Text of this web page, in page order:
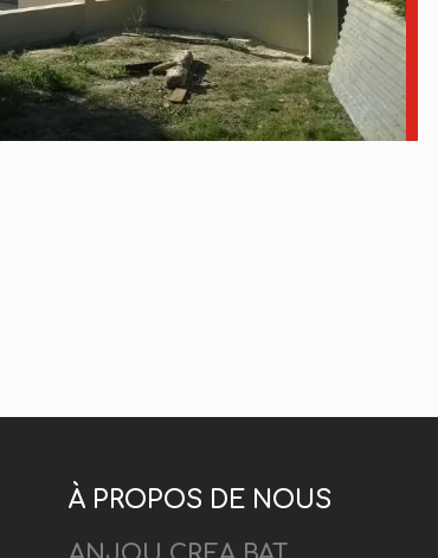
À PROPOS DE NOUS